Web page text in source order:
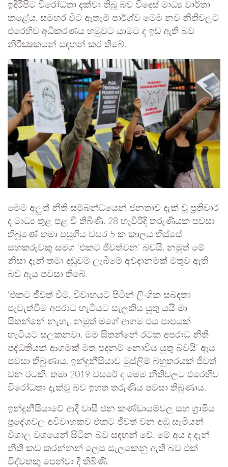
ඉදිරිපිට විරෝධතා දක්වා තිබූ බව විදෙස් මාධ්‍ය වාර්තා
කළේය. සමහර විට ඇතැම් පාර්ශ්ව මෙම නව නීතිවලට
එරෙහිව අධිකරණය හමුවට යාමට ද ඉඩ ඇති බව
නිරීක්‍ෂකයන් සඳහන් කර තිබේ.
මෙම අලුත් නීති සම්බන්ධයෙන් ජනතාව දැක් වූ ප්‍රතිචාර
ද මාධ්‍ය තුළ පළ වී තිබිණි. 28 හැවිරිදි තරුණියක පවසා
තිබුණේ තමා පසුගිය වසර 5 ක කාලය තිස්සේ
සහකරුවකු සමග ‘එකට ජීවත්වන’ බවයි. නමුත් මේ
නිසා දැන් තමා දඬුවම් ලැබීමේ අවදානමක් මතුව ඇති
බව ඇය පවසා තිබේ.
‘එකට ජීවත් වීම, විවාහයට පිටින් ලිංගික සබඳතා
පැවැත්වීම අපරාධ හැටියට සැලකිය යුතු යයි මා
සිතන්නේ නැහැ. නමුත් මගේ ආගම එය පාපයක්
හැටියට සලකනවා. මම සිතන්නේ රටක අපරාධ නීති
පද්ධතියක් ආගමක් මත පදනම් නොවිය යුතු බවයි’ ඇය
පවසා තිබුණාය. ඉන්දුනීසියාව මුස්ලිම් බහුතරයක් ජීවත්
වන රටකි. තමා 2019 වසරේ ද මෙම නීතිවලට එරෙහිව
විරෝධතා දැක්වූ බව ඉහත තරුණිය පවසා තිබුණාය.
ඉන්දුනීසියාවේ ආදී වාසී ජන කණ්ඩායම්වල සහ ග්‍රාමීය
ප්‍රදේශවල අවිවාහකව එකට ජීවත් වන අඹු සැමියන්
විශාල වශයෙන් සිටින බව සඳහන් වේ. මේ අය ද දැන්
නීති කඩ කරන්නන් ලෙස සැලකෙනු ඇති බව එක්
විද්වතකු පෙන්වා දී තිබිණි.